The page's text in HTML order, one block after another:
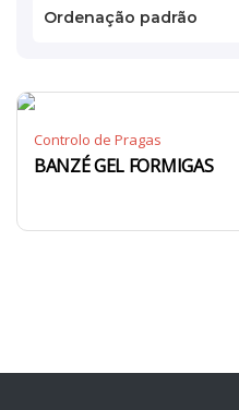
Controlo de Pragas
BANZÉ GEL FORMIGAS